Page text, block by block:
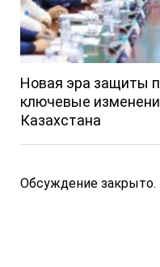
Новая эра защиты
ключевые
Казахстана
Обсуждение закрыто.